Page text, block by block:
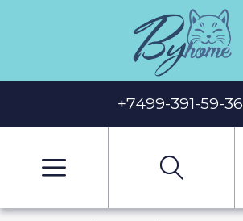
+7499-391-59-36